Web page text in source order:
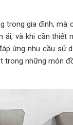
trong gia đình, mà
và khi cần thiết
ứng nhu cầu sử
trong những món